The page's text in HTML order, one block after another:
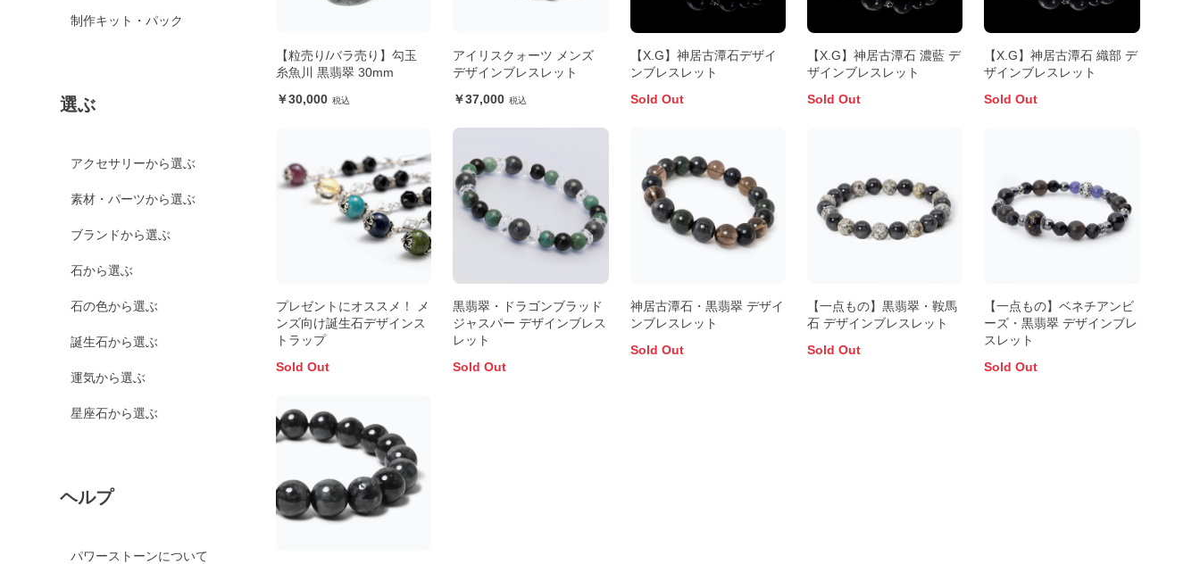
制作キット・パック
選ぶ
アクセサリーから選ぶ
素材・パーツから選ぶ
ブランドから選ぶ
石から選ぶ
石の色から選ぶ
誕生石から選ぶ
運気から選ぶ
星座石から選ぶ
ヘルプ
パワーストーンについて
【粒売り/バラ売り】勾玉
糸魚川 黒翡翠 30mm
30,000
アイリスクォーツ メンズ
デザインブレスレット
37,000
【X.G】神居古潭石デザイ
ンブレスレット
Sold Out
【X.G】神居古潭石 濃藍 デ
ザインブレスレット
Sold Out
【X.G】神居古潭石 織部 デ
ザインブレスレット
Sold Out
プレゼントにオススメ！ メ
ンズ向け誕生石デザインス
トラップ
Sold Out
黒翡翠・ドラゴンブラッド
ジャスパー デザインブレス
レット
Sold Out
神居古潭石・黒翡翠 デザイ
ンブレスレット
Sold Out
【一点もの】黒翡翠・鞍馬
石 デザインブレスレット
Sold Out
【一点もの】ベネチアンビ
ーズ・黒翡翠 デザインブレ
スレット
Sold Out